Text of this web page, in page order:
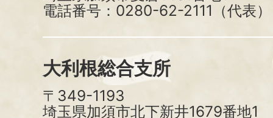
電話番号：0280-62-2111（代表）
大利根総合支所
〒349-1193
埼玉県加須市北下新井1679番地1